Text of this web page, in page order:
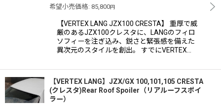
希望小売価格: 85,800円
【VERTEX LANG JZX100 CRESTA】 重厚で威
厳のあるJZX100クレスタに、LANGのフィロ
ソフィーを注ぎ込み、鋭さと緊張感を備えた
異次元のスタイルを創出。 すでにVERTEX…
【VERTEX LANG】JZX/GX 100,101,105 CRESTA
(クレスタ)Rear Roof Spoiler（リアルーフスポイ
ラー）